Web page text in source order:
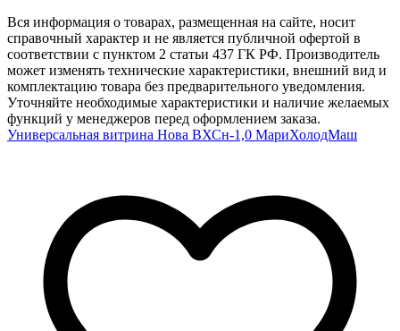
Вся информация о товарах, размещенная на сайте, носит
справочный характер и не является публичной офертой в
соответствии с пунктом 2 статьи 437 ГК РФ. Производитель
может изменять технические характеристики, внешний вид и
комплектацию товара без предварительного уведомления.
Уточняйте необходимые характеристики и наличие желаемых
функций у менеджеров перед оформлением заказа.
Универсальная витрина Нова ВХСн-1,0 МариХолодМаш